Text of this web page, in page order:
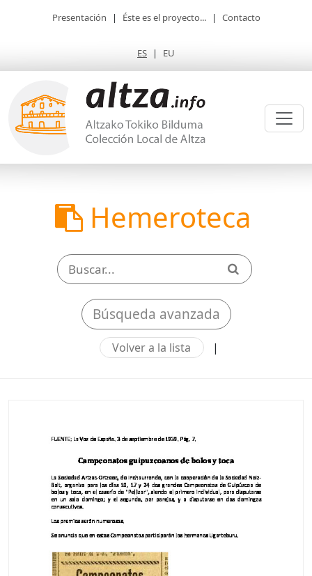
Presentación | Éste es el proyecto... | Contacto
ES | EU
Hemeroteca
Búsqueda avanzada
Volver a la lista |